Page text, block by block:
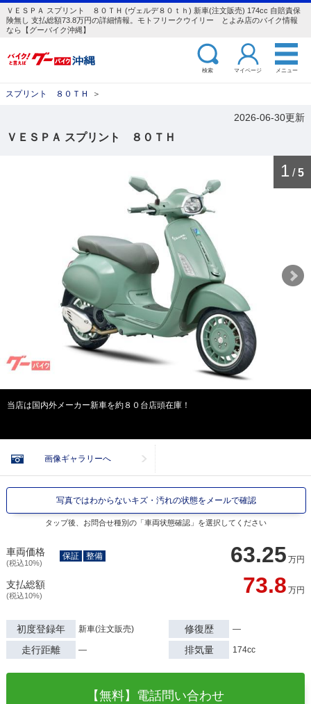
ＶＥＳＰＡ スプリント ８０ＴＨ (ヴェルデ８０ｔｈ) 新車(注文販売) 174cc 自賠責保
険無し 支払総額73.8万円の詳細情報。モトフリークウイリー とよみ店のバイク情報
なら【グーバイク沖縄】
検索 マイページ メニュー
スプリント ８０ＴＨ ＞
2026-06-30更新
ＶＥＳＰＡ スプリント ８０ＴＨ
1 / 5
当店は国内外メーカー新車を約８０台店頭在庫！
画像ギャラリーへ
写真ではわからないキズ・汚れの状態をメールで確認
タップ後、お問合せ種別の「車両状態確認」を選択してください
車両価格
(税込10%) 63.25 万円
保証 整備
支払総額
(税込10%) 73.8 万円
初度登録年 新車(注文販売) 修復歴 ―
走行距離 ― 排気量 174cc
【無料】電話問い合わせ